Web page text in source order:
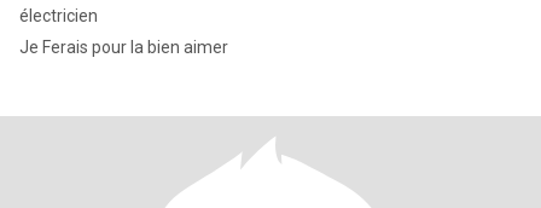
électricien
Je Ferais pour la bien aimer